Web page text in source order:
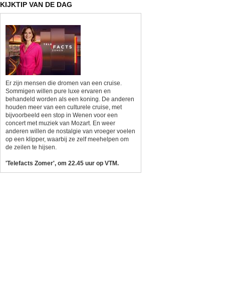
KIJKTIP VAN DE DAG
Er zijn mensen die dromen van een cruise.
Sommigen willen pure luxe ervaren en
behandeld worden als een koning. De anderen
houden meer van een culturele cruise, met
bijvoorbeeld een stop in Wenen voor een
concert met muziek van Mozart. En weer
anderen willen de nostalgie van vroeger voelen
op een klipper, waarbij ze zelf meehelpen om
de zeilen te hijsen.
'Telefacts Zomer', om 22.45 uur op VTM.